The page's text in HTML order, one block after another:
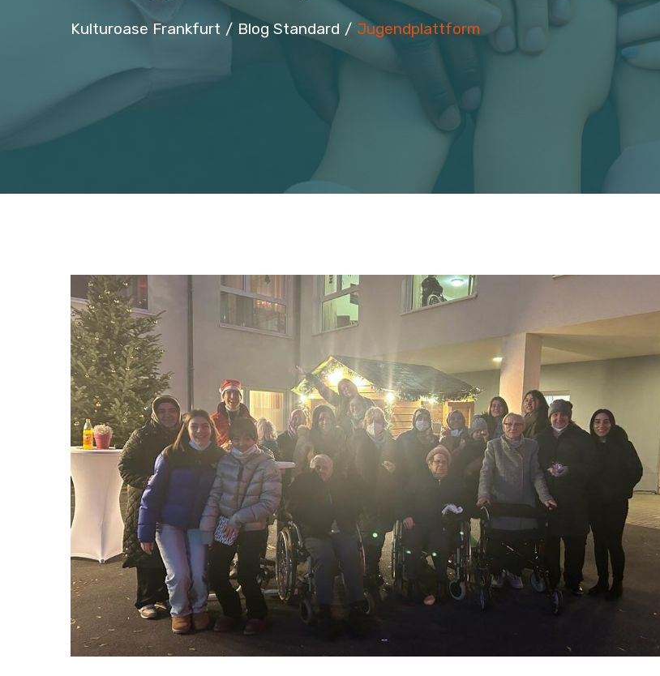
Kulturoase Frankfurt Blog Standard Jugendplattform